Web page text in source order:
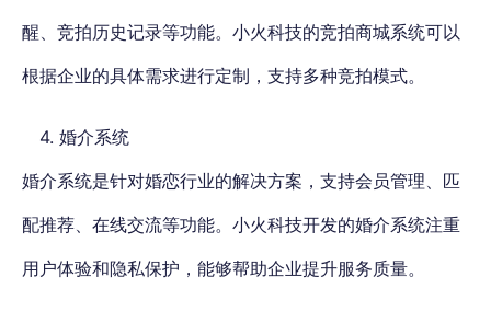
醒、竞拍历史记录等功能。小火科技的竞拍商城系统可以
根据企业的具体需求进行定制，支持多种竞拍模式。
4. 婚介系统
婚介系统是针对婚恋行业的解决方案，支持会员管理、匹
配推荐、在线交流等功能。小火科技开发的婚介系统注重
用户体验和隐私保护，能够帮助企业提升服务质量。